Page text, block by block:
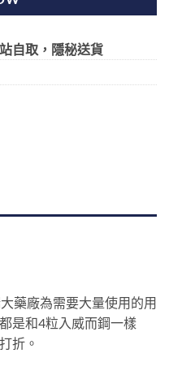
自取，隱秘送貨
藥廠為需要大量使用的用
是和4粒入威而鋼一樣
折。